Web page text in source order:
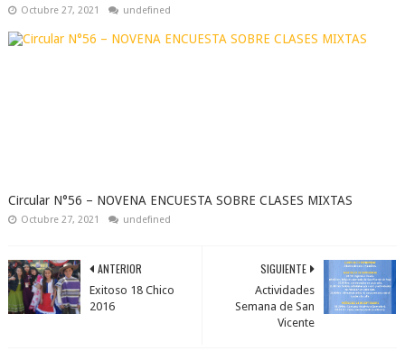
Octubre 27, 2021 undefined
Circular N°56 – NOVENA ENCUESTA SOBRE CLASES MIXTAS
Octubre 27, 2021 undefined
SIGUIENTE
Actividades
Semana de San
Vicente
ANTERIOR
Exitoso 18 Chico
2016